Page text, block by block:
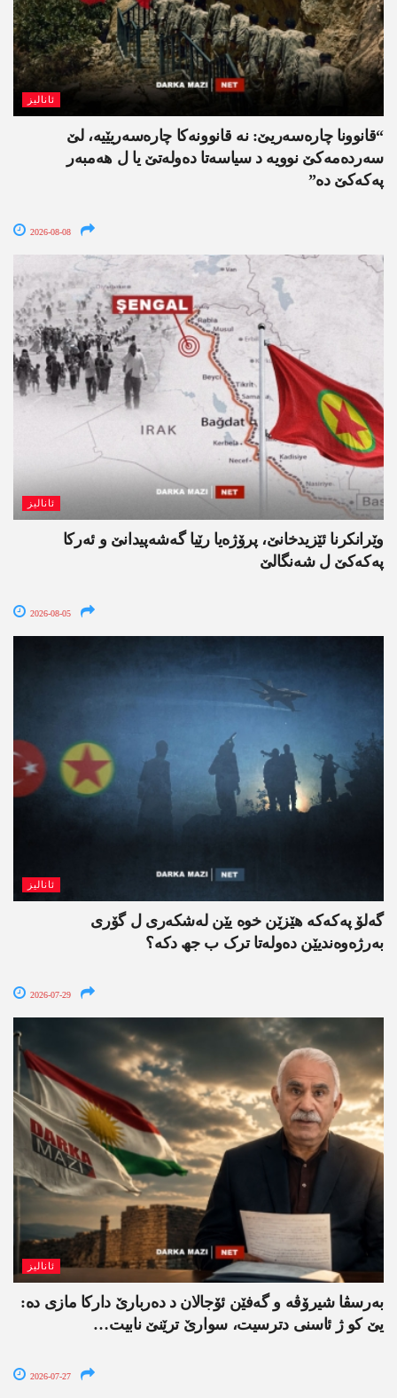
ئانالیز
“قانوونا چارەسەریێ: نە قانوونەکا چارەسەریێیە، لێ
سەردەمەکێ نوویە د سیاسەتا دەولەتێ یا ل ھەمبەر
پەکەکێ دە”
2026-08-08
ئانالیز
وێرانکرنا ئێزیدخانێ، پرۆژەیا رێیا گەشەپیدانێ و ئەرکا
پەکەکێ ل شەنگالێ
2026-08-05
ئانالیز
گەلۆ پەکەکە ھێزێن خوە یێن لەشکەری ل گۆری
بەرژەوەندیێن دەولەتا ترک ب جھ دکە؟
2026-07-29
ئانالیز
بەرسڤا شیرۆڤە و گەفێن ئۆجالان د دەربارێ دارکا مازی دە:
یێ کو ژ ئاسنی دترسیت، سوارێ ترێنێ نابیت…
2026-07-27